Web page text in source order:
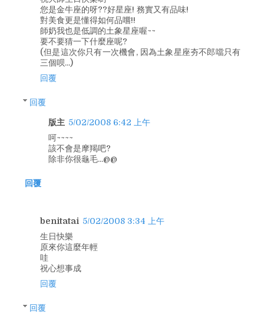
您是金牛座的呀??好星座! 務實又有品味!
對美食更是懂得如何品嚐!!
師奶我也是低調的土象星座喔~~
要不要猜一下什麼座呢?
(但是這次你只有一次機會, 因為土象星座夯不郎噹只有
三個呗...)
回覆
回覆
版主 5/02/2008 6:42 上午
呵~~~~
該不會是摩羯吧?
除非你很龜毛...@@
回覆
benitatai 5/02/2008 3:34 上午
生日快樂
原來你這麼年輕
哇
祝心想事成
回覆
回覆